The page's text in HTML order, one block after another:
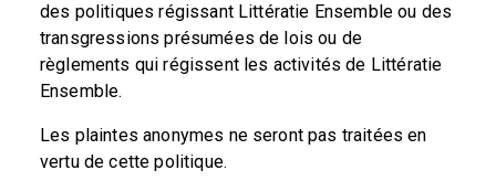
des politiques régissant Littératie Ensemble ou des
transgressions présumées de lois ou de
règlements qui régissent les activités de Littératie
Ensemble.
Les plaintes anonymes ne seront pas traitées en
vertu de cette politique.